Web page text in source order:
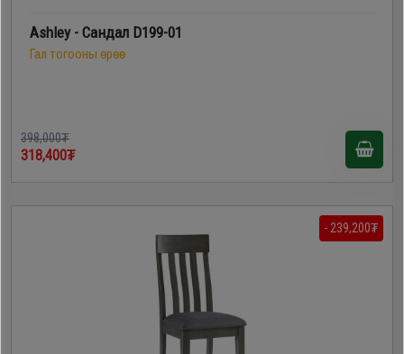
Ashley - Сандал D199-01
Гал тогооны өрөө
398,000₮
318,400₮
- 239,200₮